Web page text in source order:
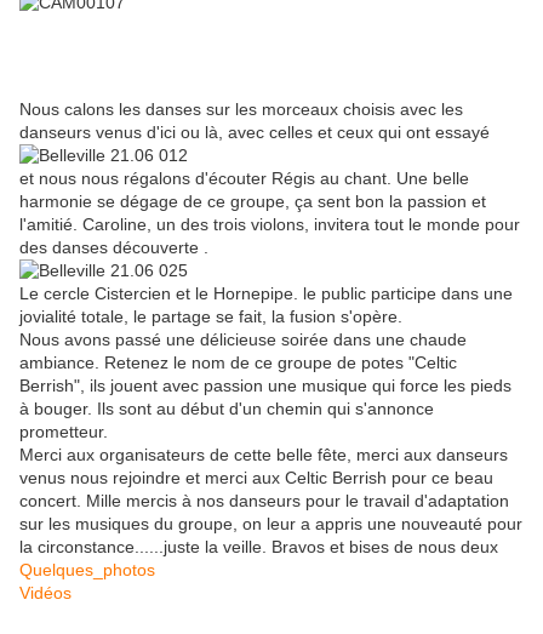
Nous calons les danses sur les morceaux choisis avec les
danseurs venus d'ici ou là, avec celles et ceux qui ont essayé
et nous nous régalons d'écouter Régis au chant. Une belle
harmonie se dégage de ce groupe, ça sent bon la passion et
l'amitié. Caroline, un des trois violons, invitera tout le monde pour
des danses découverte .
Le cercle Cistercien et le Hornepipe. le public participe dans une
jovialité totale, le partage se fait, la fusion s'opère.
Nous avons passé une délicieuse soirée dans une chaude
ambiance. Retenez le nom de ce groupe de potes "Celtic
Berrish", ils jouent avec passion une musique qui force les pieds
à bouger. Ils sont au début d'un chemin qui s'annonce
prometteur.
Merci aux organisateurs de cette belle fête, merci aux danseurs
venus nous rejoindre et merci aux Celtic Berrish pour ce beau
concert. Mille mercis à nos danseurs pour le travail d'adaptation
sur les musiques du groupe, on leur a appris une nouveauté pour
la circonstance......juste la veille. Bravos et bises de nous deux
Quelques_photos
Vidéos